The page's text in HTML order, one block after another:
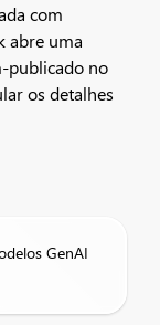
com
abre uma
publicado no
os detalhes
GenAI